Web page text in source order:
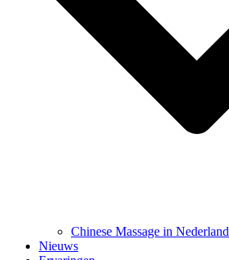
Chinese Massage in Nederland
Nieuws